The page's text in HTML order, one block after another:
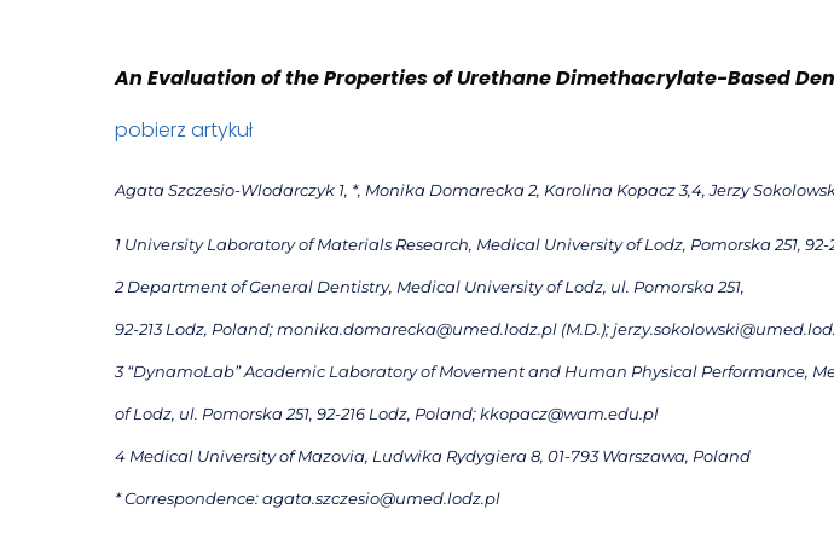
An Evaluation of the Properties of Urethane Dimethacrylate-Based
pobierz artykuł
Agata Szczesio-Wlodarczyk 1, *, Monika Domarecka 2, Karolina Kopacz 3,4, Jerzy
1 University Laboratory of Materials Research, Medical University of Lodz, Pomorska 251, 92-
2 Department of General Dentistry, Medical University of Lodz, ul. Pomorska 251,
92-213 Lodz, Poland; monika.domarecka@umed.lodz.pl (M.D.);
3 “DynamoLab” Academic Laboratory of Movement and Human Physical Performance,
of Lodz, ul. Pomorska 251, 92-216 Lodz, Poland; kkopacz@wam.edu.pl
4 Medical University of Mazovia, Ludwika Rydygiera 8, 01-793 Warszawa, Poland
* Correspondence: agata.szczesio@umed.lodz.pl